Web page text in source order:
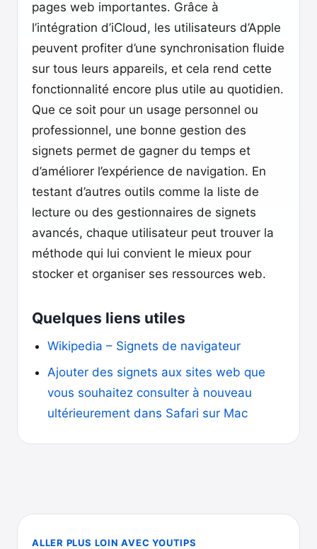
pages web importantes. Grâce à
l’intégration d’iCloud, les utilisateurs d’Apple
peuvent profiter d’une synchronisation fluide
sur tous leurs appareils, et cela rend cette
fonctionnalité encore plus utile au quotidien.
Que ce soit pour un usage personnel ou
professionnel, une bonne gestion des
signets permet de gagner du temps et
d’améliorer l’expérience de navigation. En
testant d’autres outils comme la liste de
lecture ou des gestionnaires de signets
avancés, chaque utilisateur peut trouver la
méthode qui lui convient le mieux pour
stocker et organiser ses ressources web.
Quelques liens utiles
Wikipedia – Signets de navigateur
Ajouter des signets aux sites web que
vous souhaitez consulter à nouveau
ultérieurement dans Safari sur Mac
ALLER PLUS LOIN AVEC YOUTIPS